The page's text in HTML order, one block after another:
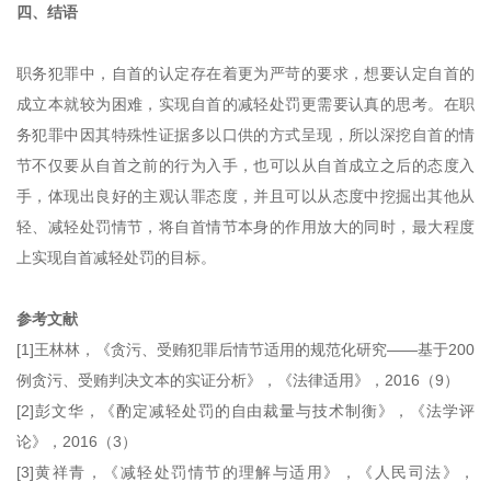
四、结语
职务犯罪中，自首的认定存在着更为严苛的要求，想要认定自首的
成立本就较为困难，实现自首的减轻处罚更需要认真的思考。在职
务犯罪中因其特殊性证据多以口供的方式呈现，所以深挖自首的情
节不仅要从自首之前的行为入手，也可以从自首成立之后的态度入
手，体现出良好的主观认罪态度，并且可以从态度中挖掘出其他从
轻、减轻处罚情节，将自首情节本身的作用放大的同时，最大程度
上实现自首减轻处罚的目标。
参考文献
[1]王林林，《贪污、受贿犯罪后情节适用的规范化研究——基于200
例贪污、受贿判决文本的实证分析》，《法律适用》，2016（9）
[2]彭文华，《酌定减轻处罚的自由裁量与技术制衡》，《法学评
论》，2016（3）
[3]黄祥青，《减轻处罚情节的理解与适用》，《人民司法》，